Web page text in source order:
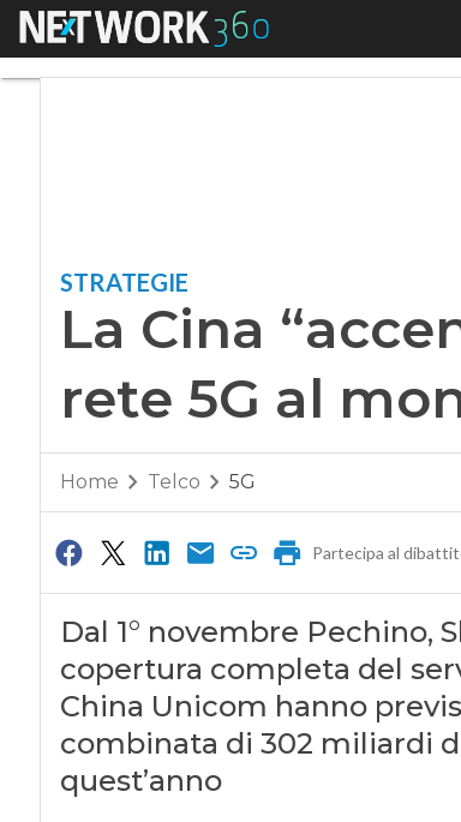
Menu
STRATEGIE
La Cina
rete 5G al
Home Telco 5G
Partecipa al
Dal 1° novembre Pechino,
copertura completa del
China Unicom hanno
combinata di 302 miliardi
quest’anno